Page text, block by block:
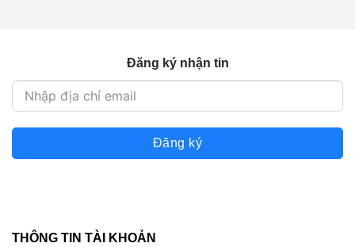
Đăng ký nhận tin
Đăng ký
THÔNG TIN TÀI KHOẢN